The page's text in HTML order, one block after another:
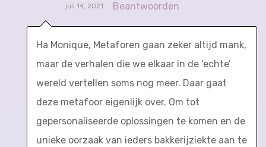
juli 14, 2021 Beantwoorden
Ha Monique, Metaforen gaan zeker altijd mank,
maar de verhalen die we elkaar in de ‘echte’
wereld vertellen soms nog meer. Daar gaat
deze metafoor eigenlijk over. Om tot
gepersonaliseerde oplossingen te komen en de
unieke oorzaak van ieders bakkerijziekte aan te